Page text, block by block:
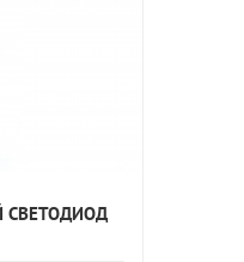
СВЕТОДИОД